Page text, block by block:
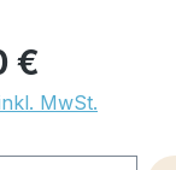
€
MwSt.